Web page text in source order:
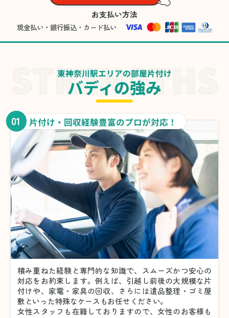
お支払い方法
現金払い・銀行振込・カード払い
東神奈川駅エリアの部屋片付け
バディの強み
01 片付け・回収経験豊富のプロが対応！
積み重ねた経験と専門的な知識で、スムーズかつ安心の
対応をお約束します。例えば、引越し前後の大規模な片
付けや、家電・家具の回収、さらには遺品整理・ゴミ屋
敷といった特殊なケースもお任せください。
女性スタッフも在籍しておりますので、女性のお客様も